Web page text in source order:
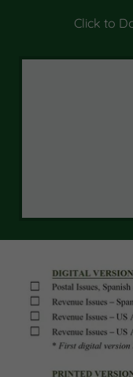
Click to